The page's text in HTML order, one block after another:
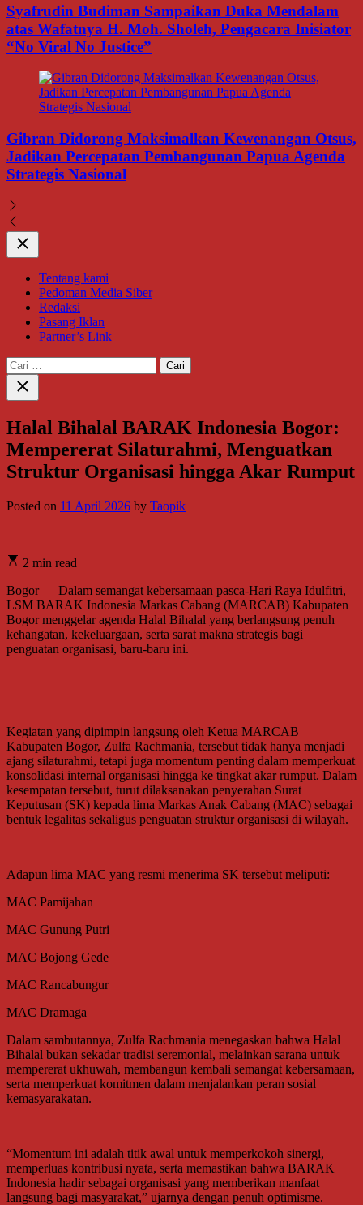
Syafrudin Budiman Sampaikan Duka Mendalam
atas Wafatnya H. Moh. Sholeh, Pengacara Inisiator
“No Viral No Justice”
Gibran Didorong Maksimalkan Kewenangan Otsus,
Jadikan Percepatan Pembangunan Papua Agenda
Strategis Nasional
Close
Tentang kami
Pedoman Media Siber
Redaksi
Pasang Iklan
Partner’s Link
Cari
untuk:
Close
search
Halal Bihalal BARAK Indonesia Bogor:
Mempererat Silaturahmi, Menguatkan
Struktur Organisasi hingga Akar Rumput
Posted on 11 April 2026 by Taopik
2 min read
Bogor — Dalam semangat kebersamaan pasca-Hari Raya Idulfitri,
LSM BARAK Indonesia Markas Cabang (MARCAB) Kabupaten
Bogor menggelar agenda Halal Bihalal yang berlangsung penuh
kehangatan, kekeluargaan, serta sarat makna strategis bagi
penguatan organisasi, baru-baru ini.
Kegiatan yang dipimpin langsung oleh Ketua MARCAB
Kabupaten Bogor, Zulfa Rachmania, tersebut tidak hanya menjadi
ajang silaturahmi, tetapi juga momentum penting dalam memperkuat
konsolidasi internal organisasi hingga ke tingkat akar rumput. Dalam
kesempatan tersebut, turut dilaksanakan penyerahan Surat
Keputusan (SK) kepada lima Markas Anak Cabang (MAC) sebagai
bentuk legalitas sekaligus penguatan struktur organisasi di wilayah.
Adapun lima MAC yang resmi menerima SK tersebut meliputi:
MAC Pamijahan
MAC Gunung Putri
MAC Bojong Gede
MAC Rancabungur
MAC Dramaga
Dalam sambutannya, Zulfa Rachmania menegaskan bahwa Halal
Bihalal bukan sekadar tradisi seremonial, melainkan sarana untuk
mempererat ukhuwah, membangun kembali semangat kebersamaan,
serta memperkuat komitmen dalam menjalankan peran sosial
kemasyarakatan.
“Momentum ini adalah titik awal untuk memperkokoh sinergi,
memperluas kontribusi nyata, serta memastikan bahwa BARAK
Indonesia hadir sebagai organisasi yang memberikan manfaat
langsung bagi masyarakat,” ujarnya dengan penuh optimisme.